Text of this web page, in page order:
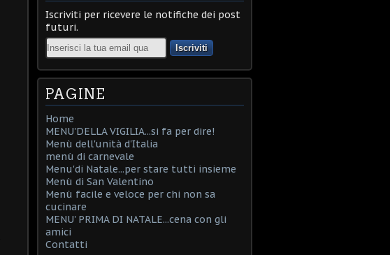
Iscriviti per ricevere le notifiche dei post
futuri.
Email
PAGINE
Home
MENU'DELLA VIGILIA...si fa per dire!
Menù dell'unità d'Italia
menù di carnevale
Menu'di Natale...per stare tutti insieme
Menù di San Valentino
Menù facile e veloce per chi non sa
cucinare
MENU' PRIMA DI NATALE...cena con gli
amici
Contatti